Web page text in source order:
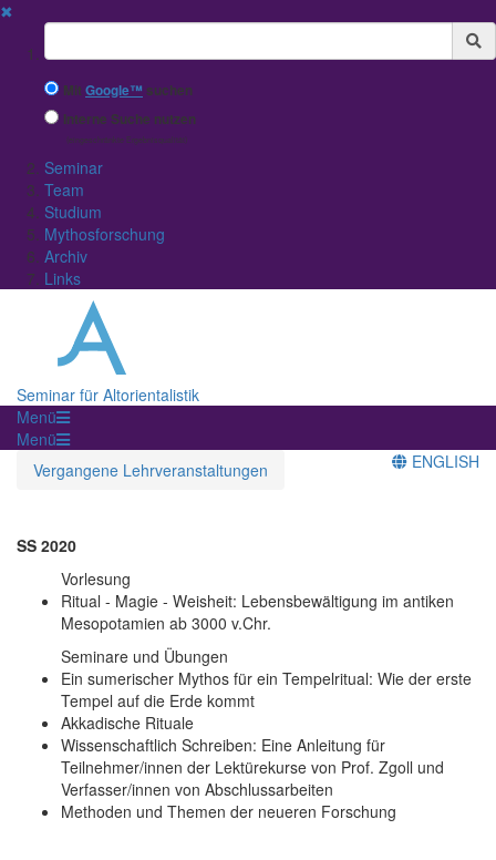
✖
Suchbegriff
MitGoogle™ suchen
Interne Suche nutzen
(eingeschränkte Ergebnisqualität)
Seminar
Team
Studium
Mythosforschung
Archiv
Links
Seminar für Altorientalistik
Menü
Menü
Vergangene Lehrveranstaltungen
ENGLISH
SS 2020
Vorlesung
Ritual - Magie - Weisheit: Lebensbewältigung im antiken
Mesopotamien ab 3000 v.Chr.
Seminare und Übungen
Ein sumerischer Mythos für ein Tempelritual: Wie der erste
Tempel auf die Erde kommt
Akkadische Rituale
Wissenschaftlich Schreiben: Eine Anleitung für
Teilnehmer/innen der Lektürekurse von Prof. Zgoll und
Verfasser/innen von Abschlussarbeiten
Methoden und Themen der neueren Forschung